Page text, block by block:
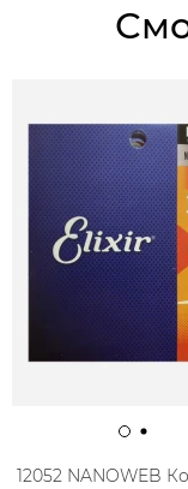
12052 NANOWEB